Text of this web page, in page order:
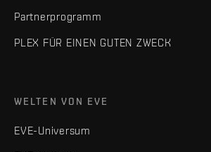
Partnerprogramm
PLEX FÜR EINEN GUTEN ZWECK
WELTEN VON EVE
EVE-Universum